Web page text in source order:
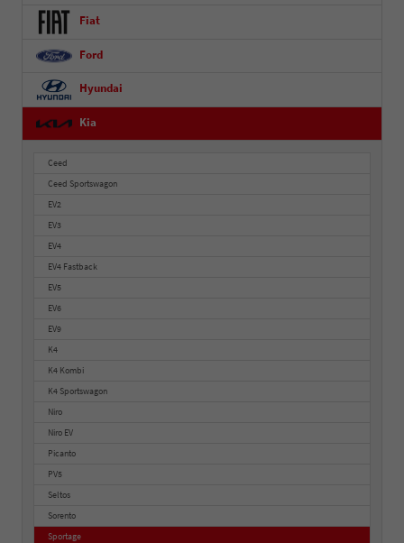
Fiat
Ford
Hyundai
Kia
Ceed
Ceed Sportswagon
EV2
EV3
EV4
EV4 Fastback
EV5
EV6
EV9
K4
K4 Kombi
K4 Sportswagon
Niro
Niro EV
Picanto
PV5
Seltos
Sorento
Sportage